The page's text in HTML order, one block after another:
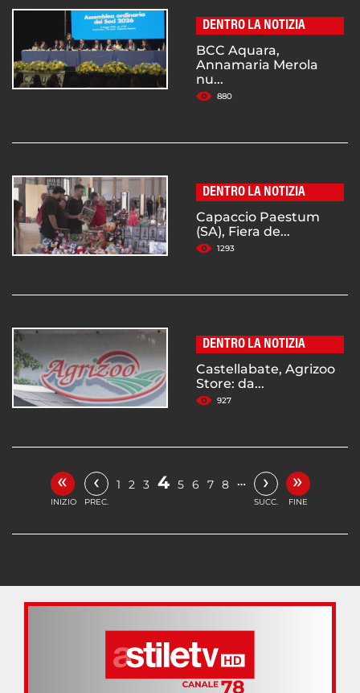
DENTRO LA NOTIZIA
BCC Aquara,
Annamaria Merola
nu...
880
DENTRO LA NOTIZIA
Capaccio Paestum
(SA), Fiera de...
1293
DENTRO LA NOTIZIA
Castellabate, Agrizoo
Store: da...
927
«
INIZIO
‹
PREC.
1 2 3 4 5 6 7 8 … ›
SUCC.
»
FINE